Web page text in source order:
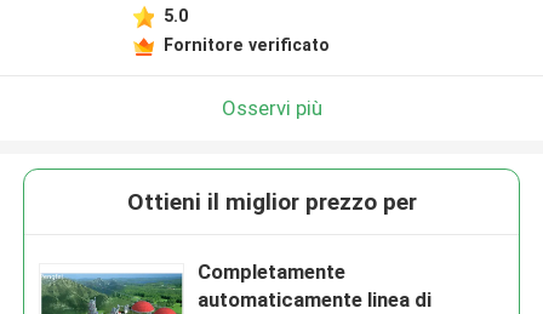
5.0
Fornitore verificato
Osservi più
Ottieni il miglior prezzo per
Completamente
automaticamente linea di